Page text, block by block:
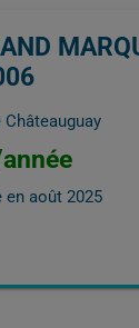
en août 2025